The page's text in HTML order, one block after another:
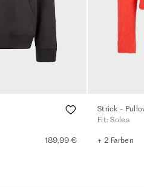
189,99 €
Strick -
Fit: Solea
+ 2 Farben